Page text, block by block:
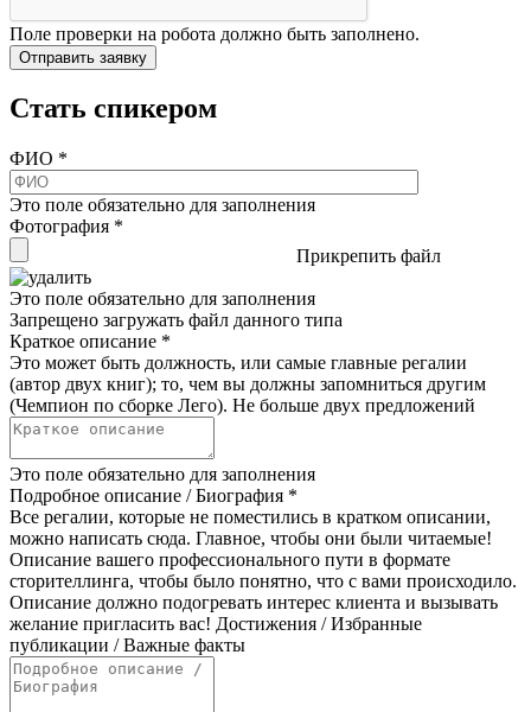
Поле проверки на робота должно быть заполнено.
Стать спикером
ФИО *
Это поле обязательно для заполнения
Фотография *
Прикрепить файл
Это поле обязательно для заполнения
Запрещено загружать файл данного типа
Краткое описание *
Это может быть должность, или самые главные регалии
(автор двух книг); то, чем вы должны запомниться другим
(Чемпион по сборке Лего). Не больше двух предложений
Это поле обязательно для заполнения
Подробное описание / Биография *
Все регалии, которые не поместились в кратком описании,
можно написать сюда. Главное, чтобы они были читаемые!
Описание вашего профессионального пути в формате
сторителлинга, чтобы было понятно, что с вами происходило.
Описание должно подогревать интерес клиента и вызывать
желание пригласить вас! Достижения / Избранные
публикации / Важные факты